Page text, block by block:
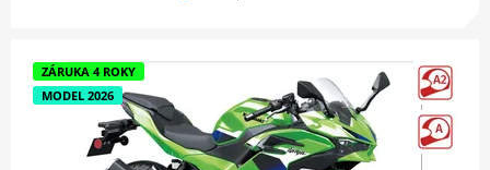
ZÁRUKA 4 ROKY
MODEL 2026